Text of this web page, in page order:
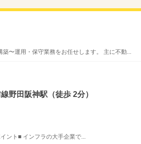
〜運用・保守業務をお任せします。 主に不動...
野田阪神駅（徒歩 2分）
ント■ インフラの大手企業で...